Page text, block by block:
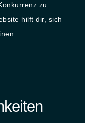
zu
hilft dir, sich